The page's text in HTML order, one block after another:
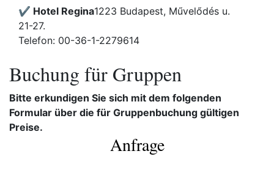
✔️ Hotel Regina1223 Budapest, Művelődés u.
21-27.
Telefon: 00-36-1-2279614
Buchung für Gruppen
Bitte erkundigen Sie sich mit dem folgenden
Formular über die für Gruppenbuchung gültigen
Preise.
Anfrage